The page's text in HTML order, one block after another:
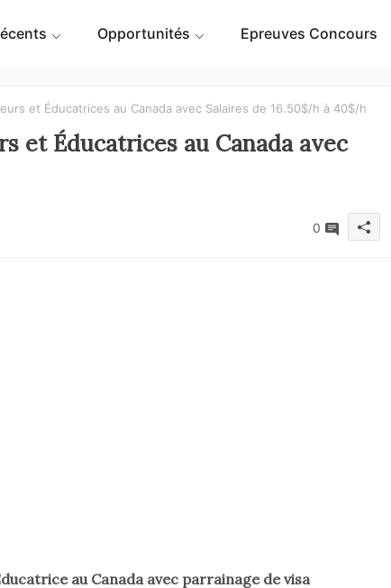
Opportunités Epreuves Concours
et Éducatrices au Canada avec Salaires de 16.50$/h à 40$/h
et Éducatrices au Canada avec
0
au Canada avec parrainage de visa